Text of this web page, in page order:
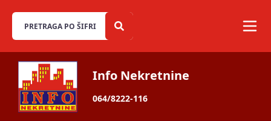
Info Nekretnine
064/8222-116